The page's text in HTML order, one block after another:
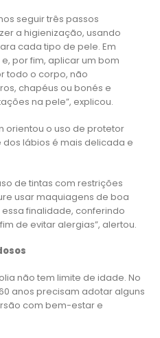
seguir três passos
a higienização, usando
cada tipo de pele. Em
por fim, aplicar um bom
todo o corpo, não
chapéus ou bonés e
na pele”, explicou.
orientou o uso de protetor
lábios é mais delicada e
de tintas com restrições
usar maquiagens de boa
finalidade, conferindo
de evitar alergias”, alertou.
não tem limite de idade. No
anos precisam adotar alguns
com bem-estar e